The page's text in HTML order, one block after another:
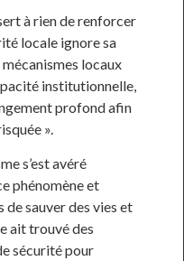
à rien de renforcer
locale ignore sa
locaux
institutionnelle,
profond afin
».
s’est avéré
phénomène et
de sauver des vies et
ait trouvé des
sécurité pour